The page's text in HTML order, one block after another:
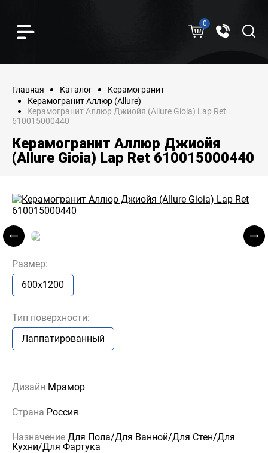
0
Главная Каталог
Керамогранит
Керамогранит Аллюр (Allure)
Керамогранит Аллюр Джиойя (Allure Gioia) Lap Ret
610015000440
Керамогранит Аллюр Джиойя
(Allure Gioia) Lap Ret 610015000440
Размер:
600x1200
Тип поверхности:
Лаппатированный
Дизайн Мрамор
Страна Россия
Назначение Для Пола/Для Ванной/Для Стен/Для
Кухни/Для Фартука